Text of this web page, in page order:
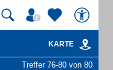
KARTE
Treffer 76-80 von 80